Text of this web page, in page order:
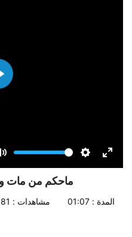
Volume
ماحكم من مات
مشاهدات : 1581 المدة : 01:07